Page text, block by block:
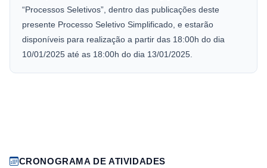
“Processos Seletivos”, dentro das publicações deste
presente Processo Seletivo Simplificado, e estarão
disponíveis para realização a partir das 18:00h do dia
10/01/2025 até as 18:00h do dia 13/01/2025.
CRONOGRAMA DE ATIVIDADES